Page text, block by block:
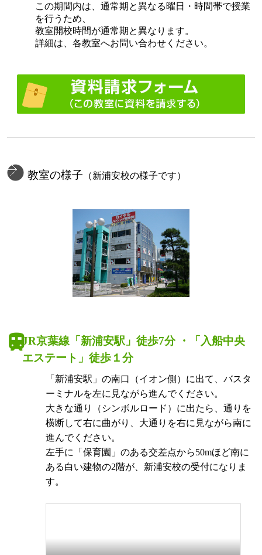
この期間内は、通常期と異なる曜日・時間帯で授業
を行うため、
教室開校時間が通常期と異なります。
詳細は、各教室へお問い合わせください。
教室の様子 （新浦安校の様子です）
JR京葉線「新浦安駅」徒歩7分 ・「入船中央
エステート」徒歩１分
「新浦安駅」の南口（イオン側）に出て、バスタ
ーミナルを左に見ながら進んでください。
大きな通り（シンボルロード）に出たら、通りを
横断して右に曲がり、大通りを右に見ながら南に
進んでください。
左手に「保育園」のある交差点から50mほど南に
ある白い建物の2階が、新浦安校の受付になりま
す。